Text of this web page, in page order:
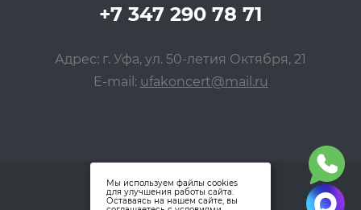
+7 347 290 78 71
Адрес: г. Уфа, ул. 50-летия Октября, 21
E-mail: ufakoncert@mail.ru
Мы используем файлы cookies
для улучшения работы сайта.
Оставаясь на нашем сайте, вы